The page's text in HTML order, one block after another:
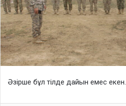
Әзірше бұл тілде дайын емес екен.